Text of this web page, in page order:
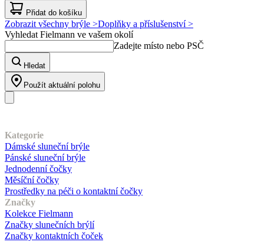
Přidat do košíku
Zobrazit všechny brýle >Doplňky a příslušenství >
Vyhledat Fielmann ve vašem okolí
Zadejte místo nebo PSČ
Hledat
Použít aktuální polohu
Kategorie
Dámské sluneční brýle
Pánské sluneční brýle
Jednodenní čočky
Měsíční čočky
Prostředky na péči o kontaktní čočky
Značky
Kolekce Fielmann
Značky slunečních brýlí
Značky kontaktních čoček